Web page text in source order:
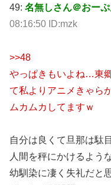
49: 名無しさん＠おー
08:16:50 ID:mzk
>>48
やっぱきもいよね…東
て私よりアニメきゃら
ムカムカしてますｗ
自分は良くて旦那は駄
人間を秤にかけるよう
幼馴染に凄く失礼だと